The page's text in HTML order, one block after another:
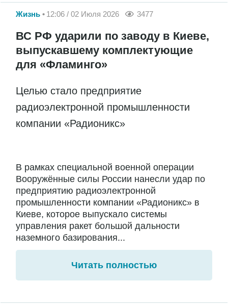
Жизнь 12:06 / 02 Июля 2026 3477
ВС РФ ударили по заводу в Киеве,
выпускавшему комплектующие
для «Фламинго»
Целью стало предприятие
радиоэлектронной промышленности
компании «Радионикс»
В рамках специальной военной операции
Вооружённые силы России нанесли удар по
предприятию радиоэлектронной
промышленности компании «Радионикс» в
Киеве, которое выпускало системы
управления ракет большой дальности
наземного базирования...
Читать полностью